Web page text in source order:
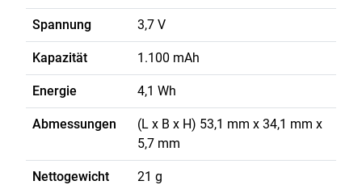
Spannung 3,7 V
Kapazität 1.100 mAh
Energie 4,1 Wh
Abmessungen
(L x B x H) 53,1 mm x 34,1 mm x
5,7 mm
Nettogewicht 21 g